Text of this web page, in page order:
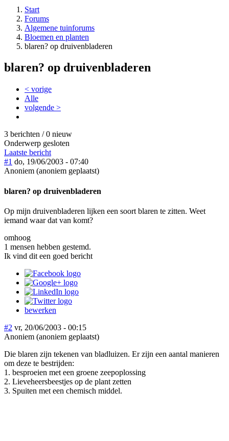
Start
Forums
Algemene tuinforums
Bloemen en planten
blaren? op druivenbladeren
blaren? op druivenbladeren
< vorige
Alle
volgende >
3 berichten / 0 nieuw
Onderwerp gesloten
Laatste bericht
#1 do, 19/06/2003 - 07:40
Anoniem (anoniem geplaatst)
blaren? op druivenbladeren
Op mijn druivenbladeren lijken een soort blaren te zitten. Weet
iemand waar dat van komt?
omhoog
1 mensen hebben gestemd.
Ik vind dit een goed bericht
bewerken
#2 vr, 20/06/2003 - 00:15
Anoniem (anoniem geplaatst)
Die blaren zijn tekenen van bladluizen. Er zijn een aantal manieren
om deze te bestrijden:
1. besproeien met een groene zeepoplossing
2. Lieveheersbeestjes op de plant zetten
3. Spuiten met een chemisch middel.